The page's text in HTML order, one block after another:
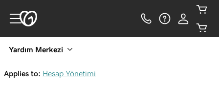
Yardım Merkezi
Applies to: Hesap Yönetimi